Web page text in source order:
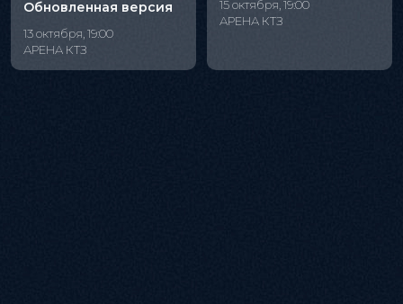
Обновленная версия
13 октября, 19:00
АРЕНА КТЗ
15 октября, 19:00
АРЕНА КТЗ